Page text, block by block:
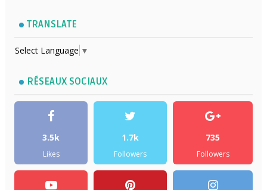
TRANSLATE
Select Language ▼
RÉSEAUX SOCIAUX
3.5k
Likes
1.7k
Followers
735
Followers